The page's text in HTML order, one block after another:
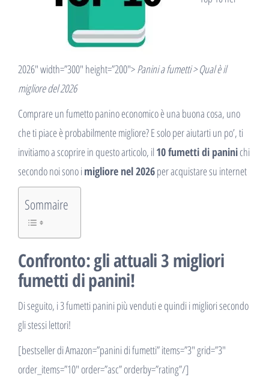
2026″ width=”300″ height=”200″>Panini a fumetti > Qual è il
migliore del 2026
Comprare un fumetto panino economico è una buona cosa, uno
che ti piace è probabilmente migliore? E solo per aiutarti un po’, ti
invitiamo a scoprire in questo articolo, il 10 fumetti di paninichi
secondo noi sono imigliore nel 2026per acquistare su internet
Sommaire
Confronto: gli attuali 3 migliori
fumetti di panini!
Di seguito, i 3 fumetti panini più venduti e quindi i migliori secondo
gli stessi lettori!
[bestseller di Amazon=”panini di fumetti” items=”3″ grid=”3″
order_items=”10″ order=”asc” orderby=”rating”/]